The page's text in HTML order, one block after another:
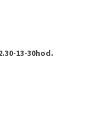
13-30hod.